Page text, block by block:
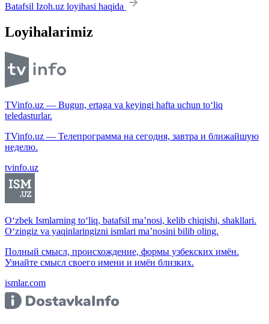
Batafsil Izoh.uz loyihasi haqida
Loyihalarimiz
TVinfo.uz — Bugun, ertaga va keyingi hafta uchun to‘liq
teledasturlar.
TVinfo.uz — Телепрограмма на сегодня, завтра и ближайшую
неделю.
tvinfo.uz
O‘zbek Ismlarning to‘liq, batafsil ma’nosi, kelib chiqishi, shakllari.
O‘zingiz va yaqinlaringizni ismlari ma’nosini bilib oling.
Полный смысл, происхождение, формы узбекских имён.
Узнайте смысл своего имени и имён близких.
ismlar.com